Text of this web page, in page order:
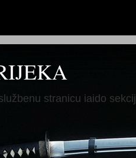
stranicu iaido